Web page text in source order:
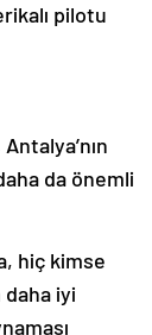
pilotu
da önemli
hiç kimse
daha iyi